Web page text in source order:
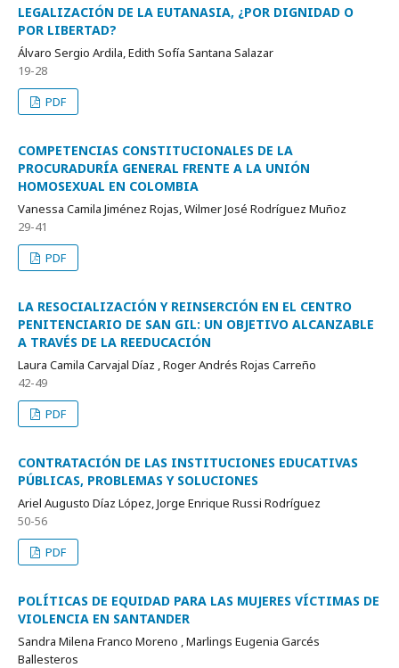
LEGALIZACIÓN DE LA EUTANASIA, ¿POR DIGNIDAD O
POR LIBERTAD?
Álvaro Sergio Ardila, Edith Sofía Santana Salazar
19-28
PDF
COMPETENCIAS CONSTITUCIONALES DE LA
PROCURADURÍA GENERAL FRENTE A LA UNIÓN
HOMOSEXUAL EN COLOMBIA
Vanessa Camila Jiménez Rojas, Wilmer José Rodríguez Muñoz
29-41
PDF
LA RESOCIALIZACIÓN Y REINSERCIÓN EN EL CENTRO
PENITENCIARIO DE SAN GIL: UN OBJETIVO ALCANZABLE
A TRAVÉS DE LA REEDUCACIÓN
Laura Camila Carvajal Díaz , Roger Andrés Rojas Carreño
42-49
PDF
CONTRATACIÓN DE LAS INSTITUCIONES EDUCATIVAS
PÚBLICAS, PROBLEMAS Y SOLUCIONES
Ariel Augusto Díaz López, Jorge Enrique Russi Rodríguez
50-56
PDF
POLÍTICAS DE EQUIDAD PARA LAS MUJERES VÍCTIMAS DE
VIOLENCIA EN SANTANDER
Sandra Milena Franco Moreno , Marlings Eugenia Garcés
Ballesteros